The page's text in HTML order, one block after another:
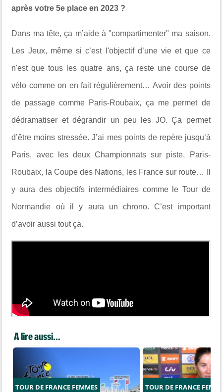
après votre 5e place en 2023 ?
Dans ma tête, ça m’aide à "compartimenter" ma saison.
Les Jeux, même si c’est l'objectif d’une vie et que ce
n'est que tous les quatre ans, ça reste une course de
vélo comme on en fait régulièrement… Avoir des points
de passage comme Paris-Roubaix, ça me permet de
dédramatiser et dégrandir un peu les JO. Ça permet
d’être moins stressée. J’ai mes points de repère jusqu’à
Paris, avec les deux Championnats sur piste, Paris-
Roubaix, la Coupe des Nations, les France sur route… Il
y aura des objectifs intermédiaires comme le Tour de
Normandie où il y aura un chrono. C’est important
d’avoir aussi tout ça.
A lire aussi...
TOUR DE FRANCE FEMMES TOUR DE FRANCE